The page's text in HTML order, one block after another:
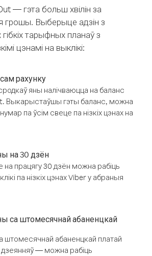
— гэта больш хвілін за
грошы. Выберыце адзін з
тарыфных планаў з
цэнамі на выклікі:
рахунку
яны налічваюцца на баланс
Выкарыстаўшы гэты баланс, можна
па ўсім свеце па нізкіх цэнах на
на 30 дзён
працягу 30 дзён можна рабіць
па нізкіх цэнах Viber у абраныя
са штомесячнай абаненцкай
абаненцкай платай
— можна рабіць